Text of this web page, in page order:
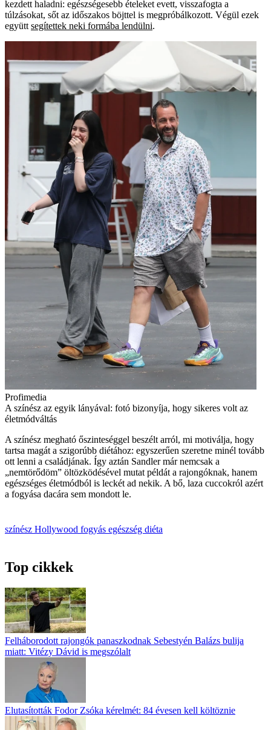
kezdett haladni: egészségesebb ételeket evett, visszafogta a
túlzásokat, sőt az időszakos böjttel is megpróbálkozott. Végül ezek
együtt segítettek neki formába lendülni.
Profimedia
A színész az egyik lányával: fotó bizonyíja, hogy sikeres volt az
életmódváltás
A színész megható őszinteséggel beszélt arról, mi motiválja, hogy
tartsa magát a szigorúbb diétához: egyszerűen szeretne minél tovább
ott lenni a családjának. Így aztán Sandler már nemcsak a
„nemtörődöm” öltözködésével mutat példát a rajongóknak, hanem
egészséges életmódból is leckét ad nekik. A bő, laza cuccokról azért
a fogyása dacára sem mondott le.
színész Hollywood fogyás egészség diéta
Top cikkek
Felháborodott rajongók panaszkodnak Sebestyén Balázs bulija
miatt: Vitézy Dávid is megszólalt
Elutasították Fodor Zsóka kérelmét: 84 évesen kell költöznie